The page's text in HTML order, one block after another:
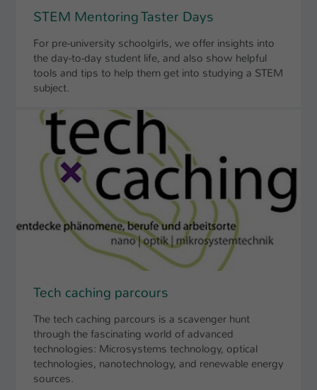
STEM Mentoring Taster Days
For pre-university schoolgirls, we offer insights into
the day-to-day student life, and also show helpful
tools and tips to help them get into studying a STEM
subject.
Tech caching parcours
The tech caching parcours is a scavenger hunt
through the fascinating world of advanced
technologies: Microsystems technology, optical
technologies, nanotechnology, and renewable energy
sources.